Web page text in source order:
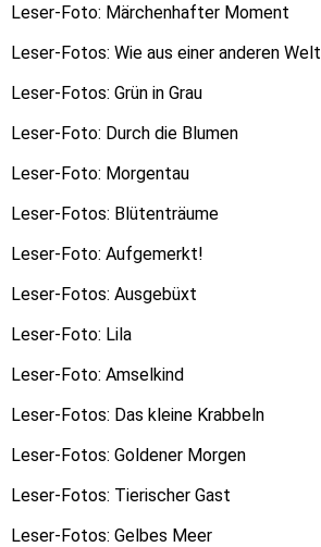
Leser-Foto: Märchenhafter Moment
Leser-Fotos: Wie aus einer anderen Welt
Leser-Fotos: Grün in Grau
Leser-Foto: Durch die Blumen
Leser-Foto: Morgentau
Leser-Fotos: Blütenträume
Leser-Foto: Aufgemerkt!
Leser-Fotos: Ausgebüxt
Leser-Foto: Lila
Leser-Foto: Amselkind
Leser-Fotos: Das kleine Krabbeln
Leser-Fotos: Goldener Morgen
Leser-Fotos: Tierischer Gast
Leser-Fotos: Gelbes Meer